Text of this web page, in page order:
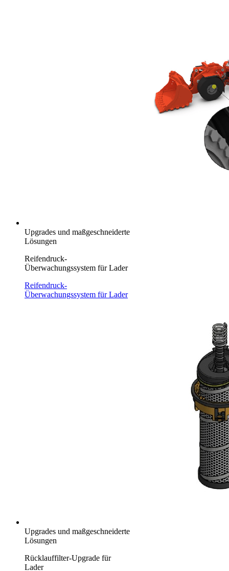
Upgrades und maßgeschneiderte
Lösungen
Reifendruck-
Überwachungssystem für Lader
Reifendruck-
Überwachungssystem für Lader
Upgrades und maßgeschneiderte
Lösungen
Rücklauffilter-Upgrade für
Lader